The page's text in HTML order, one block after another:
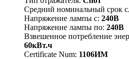
Средний номинальный срок
Напряжение лампы с: 240В
Напряжение лампы по: 240В
Взвешенное потребление
60кВт.ч
Certificate Num: 1106ИМ